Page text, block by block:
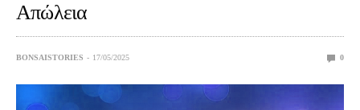
Απώλεια
BONSAISTORIES 17/05/2025 0